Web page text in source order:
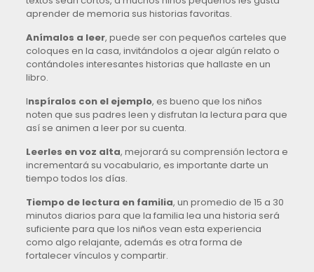
aprender de memoria sus historias favoritas.
Anímalos a leer, puede ser con pequeños carteles que
coloques en la casa, invitándolos a ojear algún relato o
contándoles interesantes historias que hallaste en un
libro.
Inspíralos con el ejemplo, es bueno que los niños
noten que sus padres leen y disfrutan la lectura para que
así se animen a leer por su cuenta.
Leerles en voz alta, mejorará su comprensión lectora e
incrementará su vocabulario, es importante darte un
tiempo todos los días.
Tiempo de lectura en familia, un promedio de 15 a 30
minutos diarios para que la familia lea una historia será
suficiente para que los niños vean esta experiencia
como algo relajante, además es otra forma de
fortalecer vínculos y compartir.